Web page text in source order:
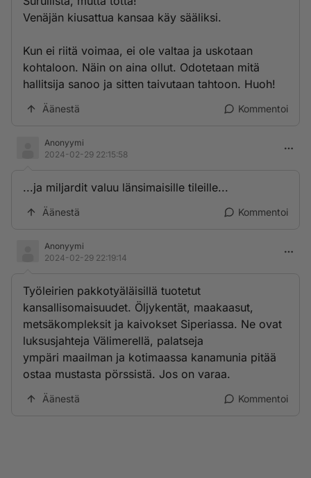
Venäjän kiusattua kansaa käy sääliksi.
Kun ei riitä voimaa, ei ole valtaa ja uskotaan
kohtaloon. Näin on aina ollut. Odotetaan mitä
hallitsija sanoo ja sitten taivutaan tahtoon. Huoh!
Äänestä Kommentoi
Anonyymi
2024-02-29 22:15:58
...ja miljardit valuu länsimaisille tileille...
Äänestä Kommentoi
Anonyymi
2024-02-29 22:19:14
Työleirien pakkotyäläisillä tuotetut
kansallisomaisuudet. Öljykentät, maakaasut,
metsäkompleksit ja kaivokset Siperiassa. Ne ovat
luksusjahteja Välimerellä, palatseja
ympäri maailman ja kotimaassa kanamunia pitää
ostaa mustasta pörssistä. Jos on varaa.
Äänestä Kommentoi